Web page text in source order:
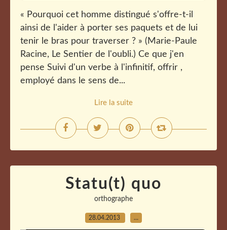
« Pourquoi cet homme distingué s'offre-t-il
ainsi de l'aider à porter ses paquets et de lui
tenir le bras pour traverser ? » (Marie-Paule
Racine, Le Sentier de l'oubli.) Ce que j'en
pense Suivi d'un verbe à l'infinitif, offrir ,
employé dans le sens de...
Lire la suite
Statu(t) quo
orthographe
28.04.2013 …